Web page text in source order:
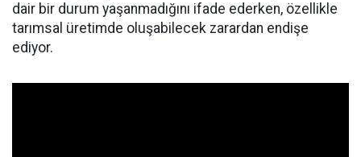
dair bir durum yaşanmadığını ifade ederken, özellikle
tarımsal üretimde oluşabilecek zarardan endişe
ediyor.